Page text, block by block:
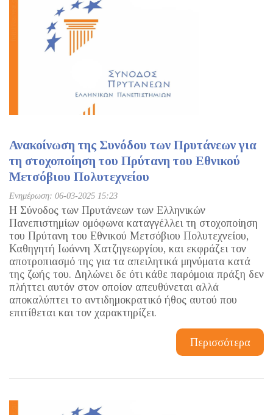
Ανακοίνωση της Συνόδου των Πρυτάνεων για
τη στοχοποίηση του Πρύτανη του Εθνικού
Μετσόβιου Πολυτεχνείου
Ενημέρωση: 06-03-2025 15:23
Η Σύνοδος των Πρυτάνεων των Ελληνικών
Πανεπιστημίων ομόφωνα καταγγέλλει τη στοχοποίηση
του Πρύτανη του Εθνικού Μετσόβιου Πολυτεχνείου,
Καθηγητή Ιωάννη Χατζηγεωργίου, και εκφράζει τον
αποτροπιασμό της για τα απειλητικά μηνύματα κατά
της ζωής του. Δηλώνει δε ότι κάθε παρόμοια πράξη δεν
πλήττει αυτόν στον οποίον απευθύνεται αλλά
αποκαλύπτει το αντιδημοκρατικό ήθος αυτού που
επιτίθεται και τον χαρακτηρίζει.
Περισσότερα